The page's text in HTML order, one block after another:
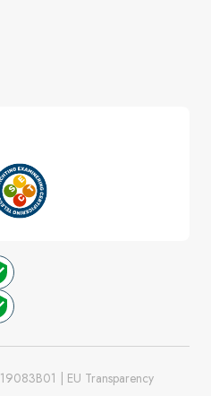
| EU Transparency